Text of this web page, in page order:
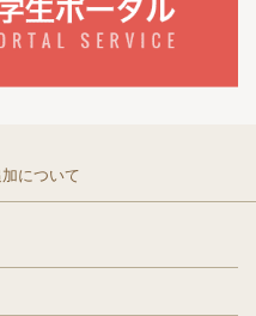
について